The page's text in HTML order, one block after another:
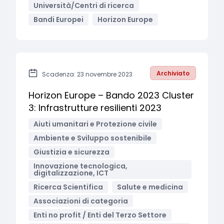
Università/Centri di ricerca
Bandi Europei
Horizon Europe
Scadenza: 23 novembre 2023 Archiviato
Horizon Europe – Bando 2023 Cluster
3: Infrastrutture resilienti 2023
Aiuti umanitari e Protezione civile
Ambiente e Sviluppo sostenibile
Giustizia e sicurezza
Innovazione tecnologica,
digitalizzazione, ICT
Ricerca Scientifica
Salute e medicina
Associazioni di categoria
Enti no profit / Enti del Terzo Settore